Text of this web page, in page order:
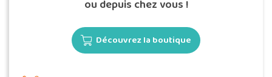
ou depuis chez vous !
Découvrez la boutique